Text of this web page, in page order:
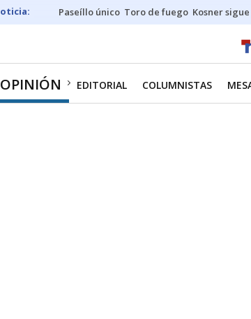
Paseíllo único Toro de fuego Kosner
OPINIÓN EDITORIAL COLUMNISTAS